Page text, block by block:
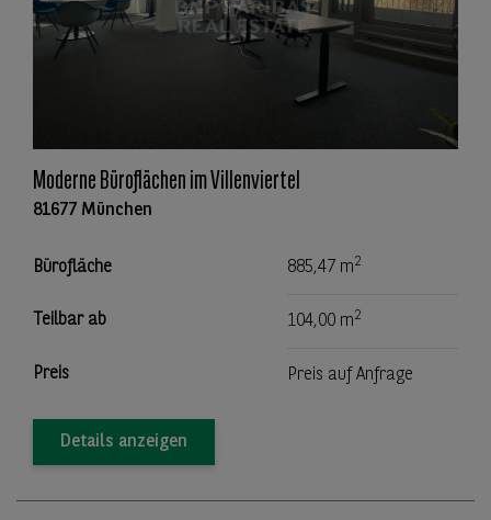
Moderne Büroflächen im Villenviertel
81677 München
Bürofläche 885,47 m2
Teilbar ab 104,00 m2
Preis Preis auf Anfrage
Details anzeigen